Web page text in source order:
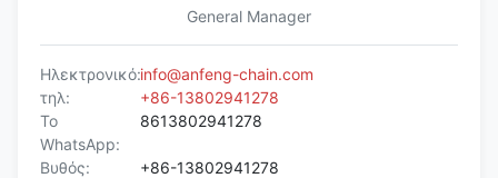
General Manager
Ηλεκτρονικό:info@anfeng-chain.com
τηλ:
+86-13802941278
Το
WhatsApp:
8613802941278
Βυθός: +86-13802941278